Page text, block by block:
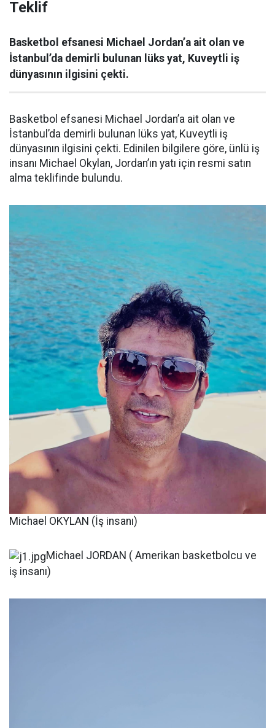
Teklif
Basketbol efsanesi Michael Jordan’a ait olan ve
İstanbul’da demirli bulunan lüks yat, Kuveytli iş
dünyasının ilgisini çekti.
Basketbol efsanesi Michael Jordan’a ait olan ve
İstanbul’da demirli bulunan lüks yat, Kuveytli iş
dünyasının ilgisini çekti. Edinilen bilgilere göre, ünlü iş
insanı Michael Okylan, Jordan’ın yatı için resmi satın
alma teklifinde bulundu.
Michael OKYLAN (İş insanı)
Michael JORDAN ( Amerikan basketbolcu ve
iş insanı)